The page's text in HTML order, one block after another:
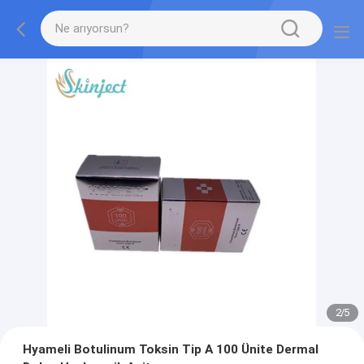
2/5
Hyameli Botulinum Toksin Tip A 100 Ünite Dermal